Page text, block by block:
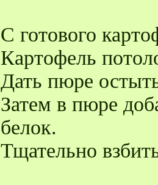
С готового
Картофель
Дать пюре
Затем в пюре
белок.
Тщательно